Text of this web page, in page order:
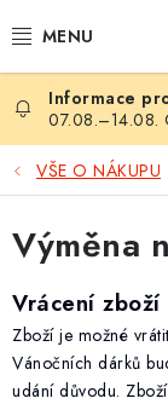
na
PLOTY A
LESNÍ A
NÁŘADÍ
PLYNOVÉ
SVAŘOVACÍ
07.08.–14.08.
VŠE O NÁKUPU
Výměna
Vrácení zboží
Zboží je možné
Vánočních dárků
udání důvodu.